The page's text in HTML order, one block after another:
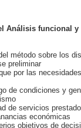
Análisis funcional
método sobre los
preliminar
por las
de condiciones y
de servicios
económicas
objetivos de